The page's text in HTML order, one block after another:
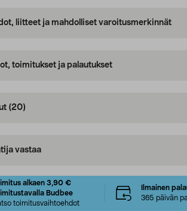
liitteet ja mahdolliset varoitusmerkinnät
toimitukset ja palautukset
(20)
vastaa
alkaen 3,90 €
Budbee
toimitusvaihtoehdot
Ilmainen
365 päivän